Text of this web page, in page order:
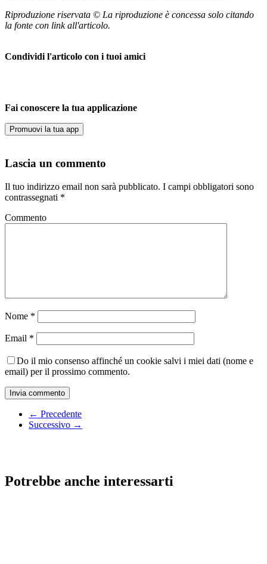
Riproduzione riservata © La riproduzione è concessa solo citando
la fonte con link all'articolo.
Condividi l'articolo con i tuoi amici
Fai conoscere la tua applicazione
Promuovi la tua app
Lascia un commento
Il tuo indirizzo email non sarà pubblicato. I campi obbligatori sono
contrassegnati *
Commento
Nome *
Email *
Do il mio consenso affinché un cookie salvi i miei dati (nome e
email) per il prossimo commento.
← Precedente
Successivo →
Potrebbe anche interessarti